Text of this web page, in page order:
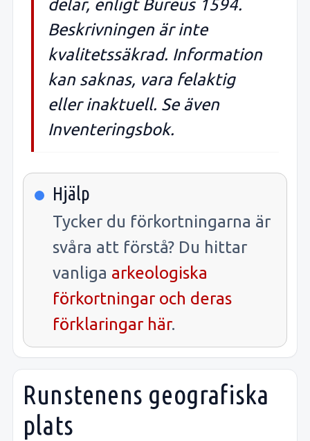
delar, enligt Bureus 1594.
Beskrivningen är inte
kvalitetssäkrad. Information
kan saknas, vara felaktig
eller inaktuell. Se även
Inventeringsbok.
Hjälp
Tycker du förkortningarna är
svåra att förstå? Du hittar
vanliga arkeologiska
förkortningar och deras
förklaringar här.
Runstenens geografiska
plats